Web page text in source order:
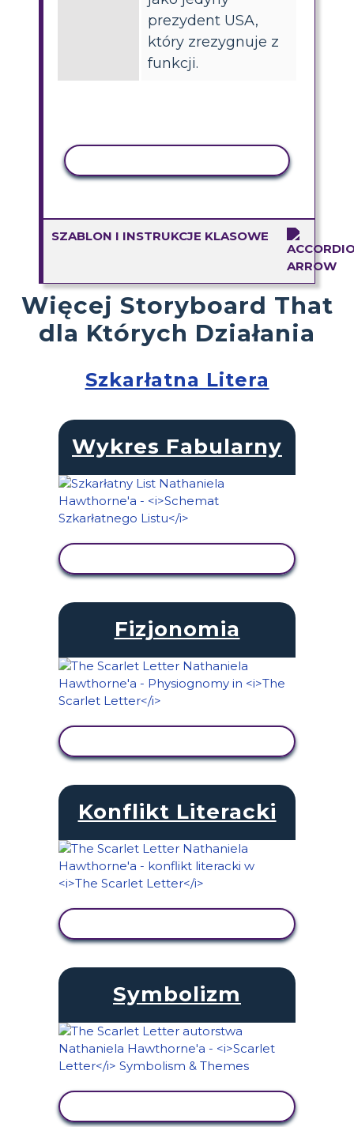
prezydent USA,
który zrezygnuje z
funkcji.
SZABLON I INSTRUKCJE KLASOWE
Więcej Storyboard That
dla Których Działania
Szkarłatna Litera
Wykres Fabularny
Fizjonomia
Konflikt Literacki
Symbolizm